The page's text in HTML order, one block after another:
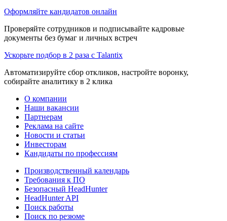
Оформляйте кандидатов онлайн
Проверяйте сотрудников и подписывайте кадровые
документы без бумаг и личных встреч
Ускорьте подбор в 2 раза с Talantix
Автоматизируйте сбор откликов, настройте воронку,
собирайте аналитику в 2 клика
О компании
Наши вакансии
Партнерам
Реклама на сайте
Новости и статьи
Инвесторам
Кандидаты по профессиям
Производственный календарь
Требования к ПО
Безопасный HeadHunter
HeadHunter API
Поиск работы
Поиск по резюме